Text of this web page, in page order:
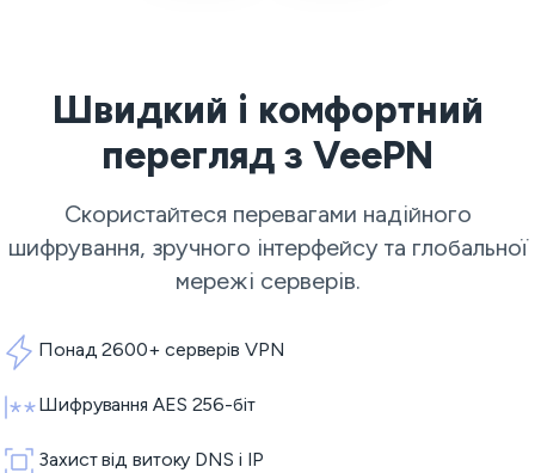
Швидкий і комфортний
перегляд з VeePN
Скористайтеся перевагами надійного
шифрування, зручного інтерфейсу та глобальної
мережі серверів.
Понад 2600+ серверів VPN
Шифрування AES 256-біт
Захист від витоку DNS і IP